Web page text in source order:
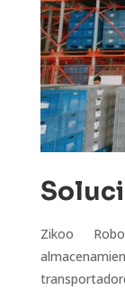
Zikoo